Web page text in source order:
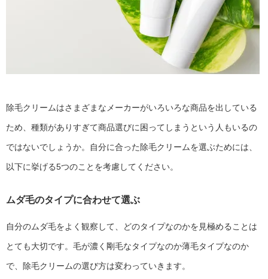
除毛クリームはさまざまなメーカーがいろいろな商品を出している
ため、種類がありすぎて商品選びに困ってしまうという人もいるの
ではないでしょうか。自分に合った除毛クリームを選ぶためには、
以下に挙げる5つのことを考慮してください。
ムダ毛のタイプに合わせて選ぶ
自分のムダ毛をよく観察して、どのタイプなのかを見極めることは
とても大切です。毛が濃く剛毛なタイプなのか薄毛タイプなのか
で、除毛クリームの選び方は変わっていきます。